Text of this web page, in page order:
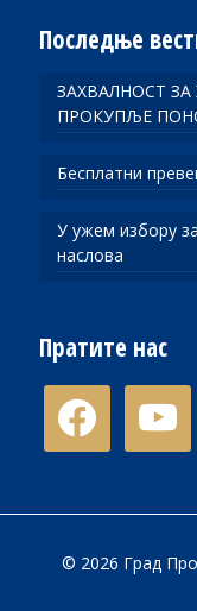
Последње
ЗАХВАЛНОСТ
ПРОКУПЉЕ
Бесплатни
У ужем избору
наслова
Пратите нас
facebook
© 2026 Град